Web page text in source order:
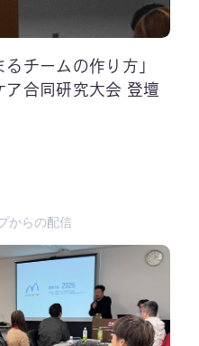
チームの作り方」
ア合同研究大会 登壇
からの配信